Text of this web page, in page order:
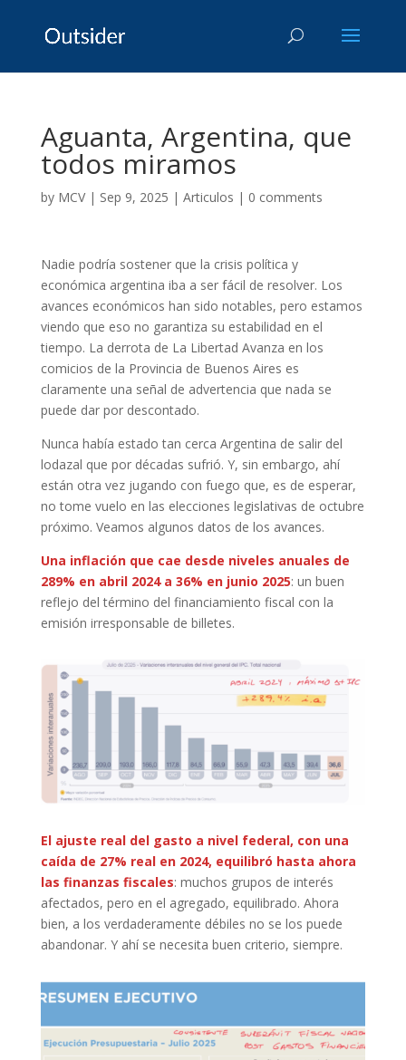
Aguanta, Argentina, que
todos miramos
by MCV| Sep 9, 2025 | Articulos | 0 comments
Nadie podría sostener que la crisis política y
económica argentina iba a ser fácil de resolver. Los
avances económicos han sido notables, pero estamos
viendo que eso no garantiza su estabilidad en el
tiempo. La derrota de La Libertad Avanza en los
comicios de la Provincia de Buenos Aires es
claramente una señal de advertencia que nada se
puede dar por descontado.
Nunca había estado tan cerca Argentina de salir del
lodazal que por décadas sufrió. Y, sin embargo, ahí
están otra vez jugando con fuego que, es de esperar,
no tome vuelo en las elecciones legislativas de octubre
próximo. Veamos algunos datos de los avances.
Una inflación que cae desde niveles anuales de
289% en abril 2024 a 36% en junio 2025: un buen
reflejo del término del financiamiento fiscal con la
emisión irresponsable de billetes.
El ajuste real del gasto a nivel federal, con una
caída de 27% real en 2024, equilibró hasta ahora
las finanzas fiscales: muchos grupos de interés
afectados, pero en el agregado, equilibrado. Ahora
bien, a los verdaderamente débiles no se los puede
abandonar. Y ahí se necesita buen criterio, siempre.